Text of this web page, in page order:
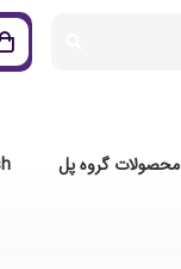
محصولات گروه پل